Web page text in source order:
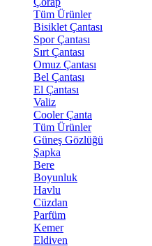
Tüm Ürünler
Bisiklet Çantası
Spor Çantası
Sırt Çantası
Omuz Çantası
Bel Çantası
El Çantası
Valiz
Cooler Çanta
Tüm Ürünler
Güneş Gözlüğü
Şapka
Bere
Boyunluk
Havlu
Cüzdan
Parfüm
Kemer
Eldiven